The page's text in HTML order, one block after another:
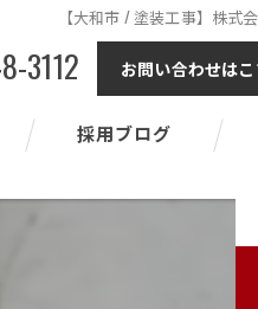
【大和市 / 塗装工事】株式
3112 お問い合わせは
採用ブログ